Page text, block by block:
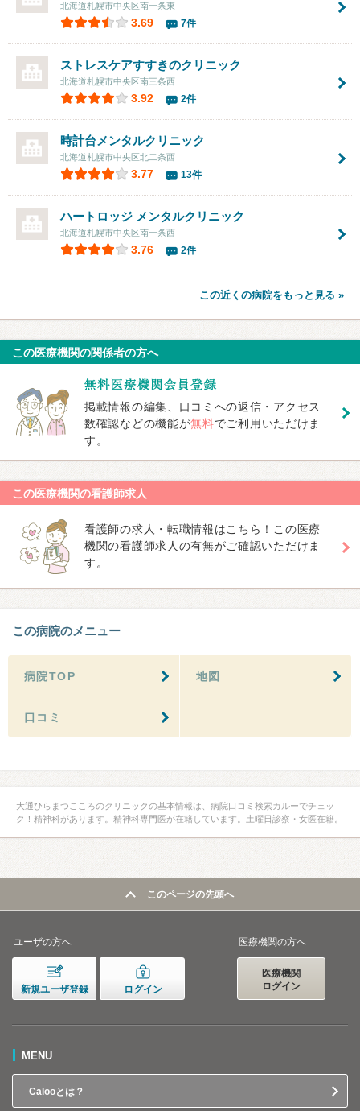
北海道札幌市中央区南一条東
3.69 7件
ストレスケアすすきのクリニック
北海道札幌市中央区南三条西
3.92 2件
時計台メンタルクリニック
北海道札幌市中央区北二条西
3.77 13件
ハートロッジ メンタルクリニック
北海道札幌市中央区南一条西
3.76 2件
この近くの病院をもっと見る »
この医療機関の関係者の方へ
掲載情報の編集、口コミへの返信・アクセス
数確認などの機能が無料でご利用いただけま
す。
この医療機関の看護師求人
看護師の求人・転職情報はこちら！この医療
機関の看護師求人の有無がご確認いただけま
す。
この病院のメニュー
病院TOP 地図
口コミ
大通ひらまつこころのクリニックの基本情報は、病院口コミ検索カルーでチェッ
ク！精神科があります。精神科専門医が在籍しています。土曜日診察・女医在籍。
このページの先頭へ
ユーザの方へ
新規ユーザ登録 ログイン
医療機関の方へ
医療機関
ログイン
MENU
Calooとは？